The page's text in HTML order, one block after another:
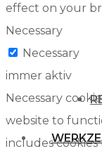
effect on your
Necessary
Necessary
immer aktiv
Necessary
website to
includes